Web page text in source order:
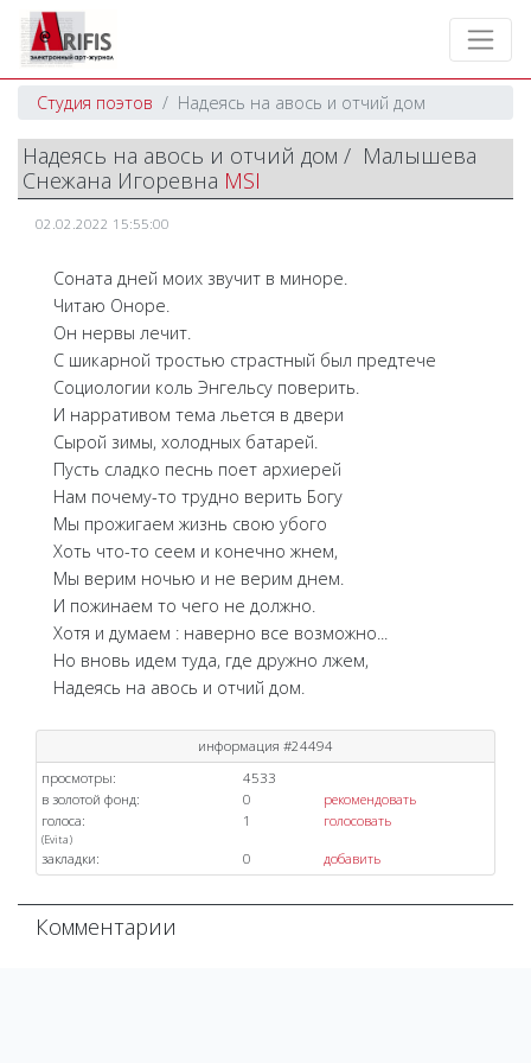
Студия поэтов Надеясь на авось и отчий дом
Надеясь на авось и отчий дом / Малышева
Снежана Игоревна MSI
02.02.2022 15:55:00
Соната дней моих звучит в миноре.
Читаю Оноре.
Он нервы лечит.
С шикарной тростью страстный был предтече
Социологии коль Энгельсу поверить.
И нарративом тема льется в двери
Сырой зимы, холодных батарей.
Пусть сладко песнь поет архиерей
Нам почему-то трудно верить Богу
Мы прожигаем жизнь свою убого
Хоть что-то сеем и конечно жнем,
Мы верим ночью и не верим днем.
И пожинаем то чего не должно.
Хотя и думаем : наверно все возможно...
Но вновь идем туда, где дружно лжем,
Надеясь на авось и отчий дом.
информация #24494
просмотры:
4533
в золотой фонд:
0
рекомендовать
голоса:
1 голосовать
(Evita)
закладки: 0 добавить
Комментарии